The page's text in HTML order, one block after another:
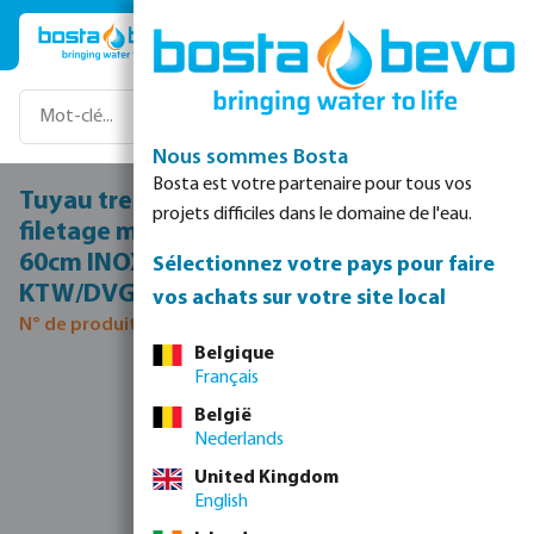
Passer au contenu principal
Tuyau tressé acier inoxydable/silicone 1"
filetage mâle x écrou femelle 6bar DN25
60cm INOX laiton filetage mâle
KTW/DVGW type droit
N° de produit 0081116
Ignorer la galerie d'images
Nous sommes Bosta
Bosta est votre partenaire pour tous vos
projets difficiles dans le domaine de l'eau.
Sélectionnez votre pays pour faire
vos achats sur votre site local
Belgique
Français
België
Nederlands
United Kingdom
English